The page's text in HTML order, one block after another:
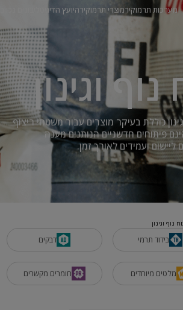
מערכות תרמוקירמוצרי תרמוקירהיועץ הדיגיטלי
וגינון
כוללת בעיקר מוצרים עבור משטחי ריצוף
פיתוחים חדשניים הנותנים מענה
ועמידים לאורך זמן.
נוף וגינון
בידוד תרמי דבקים
מלטים מיוחדים חומרים מקשרים